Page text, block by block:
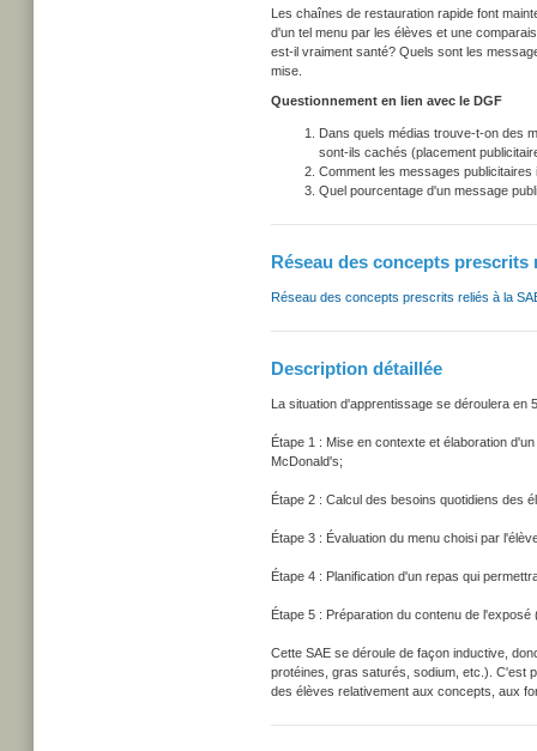
Les chaînes de restauration rapide font
d'un tel menu par les élèves et une
est-il vraiment santé? Quels sont les
mise.
Questionnement en lien avec le DGF
Dans quels médias trouve-t-on des
sont-ils cachés (placement
Comment les messages
Quel pourcentage d'un message
Réseau des concepts prescrits
Réseau des concepts prescrits reliés à la
Description détaillée
La situation d'apprentissage se déroulera en
Étape 1 : Mise en contexte et élaboration
McDonald's;
Étape 2 : Calcul des besoins quotidiens des
Étape 3 : Évaluation du menu choisi par
Étape 4 : Planification d'un repas qui
Étape 5 : Préparation du contenu de
Cette SAE se déroule de façon inductive,
protéines, gras saturés, sodium, etc.). C'est
des élèves relativement aux concepts, aux